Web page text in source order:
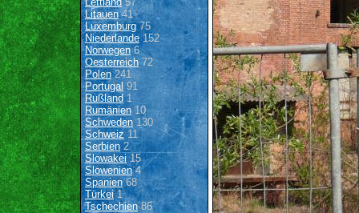
Litauen41
Luxemburg75
Niederlande152
Norwegen6
Oesterreich 72
Polen241
Portugal 91
Rußland1
Rumänien10
Schweden 130
Schweiz 11
Serbien 2
Slowakei 15
Slowenien4
Spanien68
Türkei1
Tschechien86